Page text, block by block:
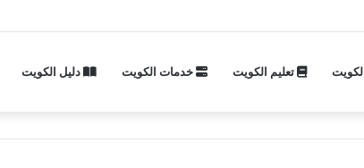
تعليم الكويت خدمات الكويت دليل الكويت